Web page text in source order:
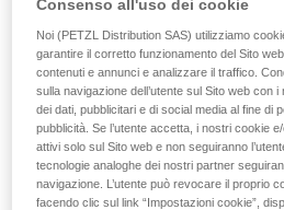
Consenso all'uso dei cookie
Noi (PETZL Distribution SAS) utilizziamo
garantire il corretto funzionamento del Sito
contenuti e annunci e analizzare il traffico.
sulla navigazione dell’utente sul Sito web con
dei dati, pubblicitari e di social media al fine di
pubblicità. Se l’utente accetta, i nostri cookie
attivi solo sul Sito web e non seguiranno
tecnologie analoghe dei nostri partner
navigazione. L’utente può revocare il proprio
facendo clic sul link “Impostazioni cookie”,